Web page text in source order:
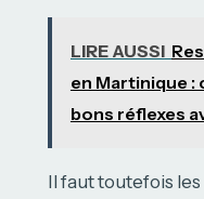
LIRE AUSSI
en Martinique :
bons réflexes
Il faut toutefois